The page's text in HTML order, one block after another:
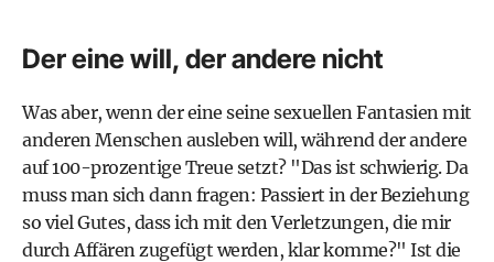
Der eine will, der andere nicht
Was aber, wenn der eine seine sexuellen Fantasien mit
anderen Menschen ausleben will, während der andere
auf 100-prozentige Treue setzt? "Das ist schwierig. Da
muss man sich dann fragen: Passiert in der Beziehung
so viel Gutes, dass ich mit den Verletzungen, die mir
durch Affären zugefügt werden, klar komme?" Ist die